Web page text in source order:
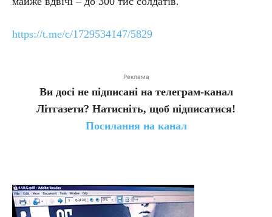
https://t.me/c/1729534147/5829
Реклама
Ви досі не підписані на телеграм-канал
Літгазети? Натисніть, щоб підписатися!
Посилання на канал